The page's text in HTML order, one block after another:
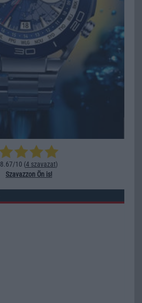
8.67/10 (4 szavazat)
Szavazzon Ön is!